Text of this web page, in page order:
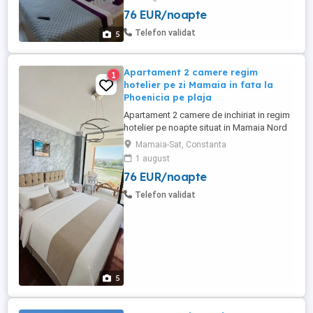
5
400 m. de plajă(7min. mers pe jos), în
spatele Complexului Amfiteatru. Vă
așteptăm!
76 EUR/noapte
Telefon validat
5
1
Apartament 2 camere regim
hotelier pe zi Mamaia in fata la
Phoenicia pe plaja
Apartament 2 camere de inchiriat in regim
hotelier pe noapte situat in Mamaia Nord
in fata complexului Phoenicia, linia 1 de la
mare, chiar pe plaja, in complexul Roca
Residence, cea mai buna locatie din
Mamaia, apartamente chiar pe plaja, cu
vedere si la mare, terasa, cu acces direct
Mamaia-Sat, Constanta
1 august
76 EUR/noapte
Telefon validat